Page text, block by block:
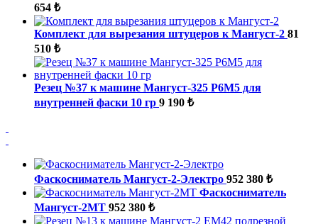
654 ₺
Комплект для вырезания штуцеров к Мангуст-2 81
510 ₺
Резец №37 к машине Мангуст-325 Р6М5 для
внутренней фаски 10 гр 9 190 ₺
Фаскосниматель Мангуст-2-Электро 952 380 ₺
Фаскосниматель
Мангуст-2МТ 952 380 ₺